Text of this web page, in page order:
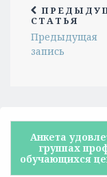
СТАТЬЯ
Предыдущая
запись
Анкета
группах
обучающихся